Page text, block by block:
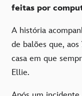
feitas por
A história
de balões que, aos
casa em que
Ellie.